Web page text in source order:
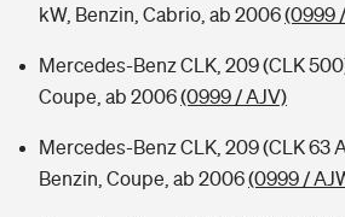
kW, Benzin, Cabrio, ab 2006(0999
Mercedes-Benz CLK, 209 (CLK
Coupe, ab 2006(0999 / AJV)
Mercedes-Benz CLK, 209 (CLK 63
Benzin, Coupe, ab 2006(0999 /